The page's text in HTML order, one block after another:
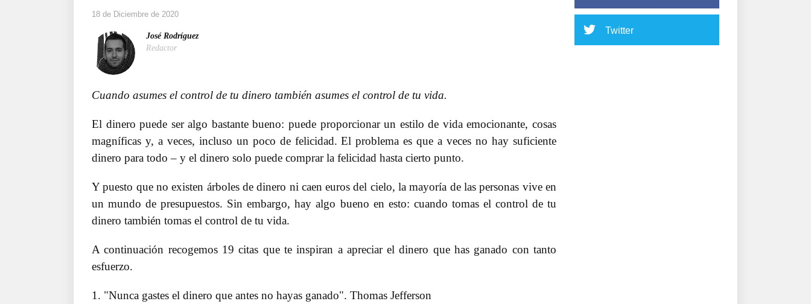
18 de Diciembre de 2020
José Rodríguez
Redactor
Cuando asumes el control de tu dinero también asumes el control de tu vida.
El dinero puede ser algo bastante bueno: puede proporcionar un estilo de vida emocionante, cosas
magníficas y, a veces, incluso un poco de felicidad. El problema es que a veces no hay suficiente
dinero para todo – y el dinero solo puede comprar la felicidad hasta cierto punto.
Y puesto que no existen árboles de dinero ni caen euros del cielo, la mayoría de las personas vive en
un mundo de presupuestos. Sin embargo, hay algo bueno en esto: cuando tomas el control de tu
dinero también tomas el control de tu vida.
A continuación recogemos 19 citas que te inspiran a apreciar el dinero que has ganado con tanto
esfuerzo.
1. "Nunca gastes el dinero que antes no hayas ganado". Thomas Jefferson
Twitter